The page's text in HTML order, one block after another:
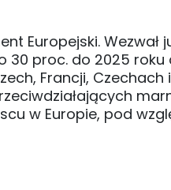
Europejski. Wezwał
proc. do 2025
Francji, Czechach
w Europie, pod